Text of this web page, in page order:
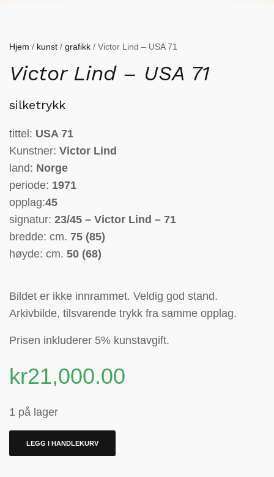
Hjem / kunst / grafikk / Victor Lind – USA 71
Victor Lind – USA 71
silketrykk
tittel: USA 71
Kunstner: Victor Lind
land: Norge
periode: 1971
opplag:45
signatur: 23/45 – Victor Lind – 71
bredde: cm. 75 (85)
høyde: cm. 50 (68)
Bildet er ikke innrammet. Veldig god stand.
Arkivbilde, tilsvarende trykk fra samme opplag.
Prisen inkluderer 5% kunstavgift.
kr21,000.00
1 på lager
LEGG I HANDLEKURV